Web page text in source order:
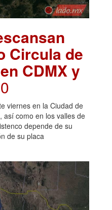
Circula de
CDMX y
viernes en la Ciudad de
así como en los valles de
depende de su
de su placa